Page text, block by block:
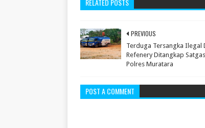
RELATED POSTS
PREVIOUS
Terduga Tersangka Ilegal
Refenery Ditangkap
Polres Muratara
POST A COMMENT